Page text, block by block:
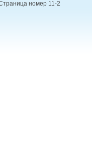
номер 11-2